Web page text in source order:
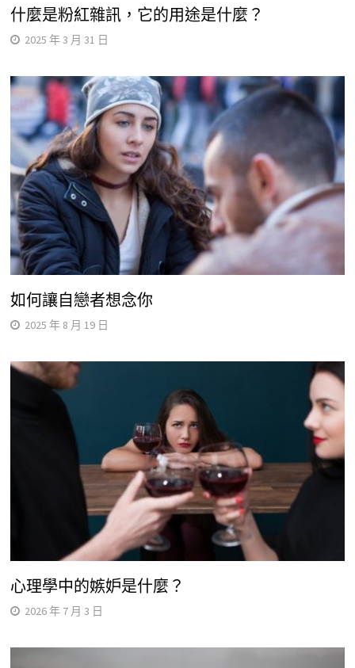
什麼是粉紅雜訊，它的用途是什麼？
2025 年 3 月 31 日
如何讓自戀者想念你
2025 年 8 月 19 日
心理學中的嫉妒是什麼？
2026 年 7 月 3 日